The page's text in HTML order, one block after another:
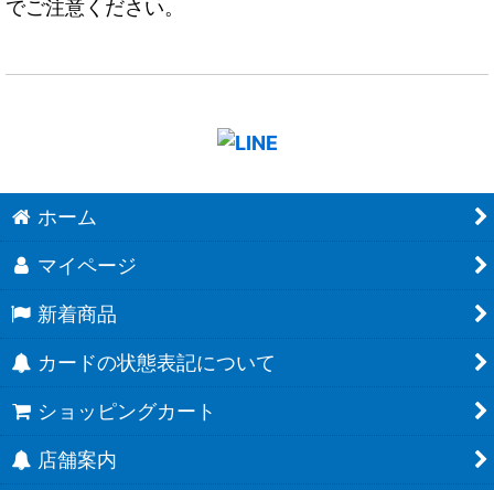
でご注意ください。
ホーム
マイページ
新着商品
カードの状態表記について
ショッピングカート
店舗案内